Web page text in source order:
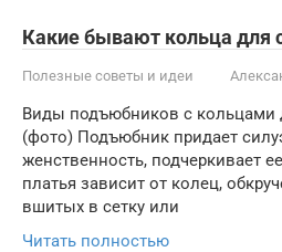
Какие бывают кольца для
Полезные советы и идеи
Виды подъюбников с кольцами
(фото) Подъюбник придает
женственность, подчеркивает
платья зависит от колец,
вшитых в сетку или
Читать полностью